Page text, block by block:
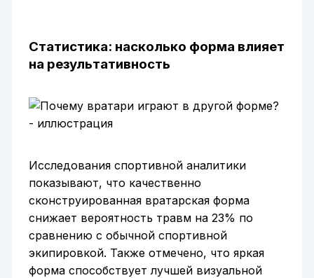
Статистика: насколько форма влияет
на результативность
Исследования спортивной аналитики
показывают, что качественно
сконструированная вратарская форма
снижает вероятность травм на 23% по
сравнению с обычной спортивной
экипировкой. Также отмечено, что яркая
форма способствует лучшей визуальной